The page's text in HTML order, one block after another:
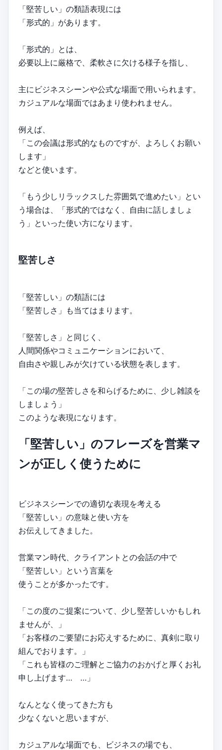
「堅苦しい」の類語表現には
「形式的」があります。
「形式的」とは、
必要以上に厳格で、柔軟さに欠ける様子を指し、
主にビジネスシーンや公式な場面で用いられます。
カジュアルな場面ではあまり使われません。
例えば、
「この会議は形式的なものですが、よろしくお願い
します」
などと使います。
「もう少しリラックスした雰囲気で進めたい」とい
う場合は、「形式的ではなく、自由に話しましょ
う」といった使い方になります。
堅苦しさ
「堅苦しい」の類語には
「堅苦しさ」も当てはまります。
「堅苦しさ」と同じく、
人間関係やコミュニケーションにおいて、
自由さや親しみが欠けている状態を表します。
「この場の堅苦しさを和らげるために、少し雑談を
しましょう」
このような表現になります。
「堅苦しい」のフレーズを営業マ
ンが正しく使うために
ビジネスシーンでの適切な表現を考える
「堅苦しい」の意味と使い方を
お伝えしてきました。
営業マン時代、クライアントとの会話の中で
「堅苦しい」という言葉を
使うことが多かったです。
「この度のご提案について、少し堅苦しいかもしれ
ませんが、」
「お客様のご要望にお応えするために、真剣に取り
組んでおります。」
「これも皆様のご理解とご協力のおかげと厚くお礼
申し上げます… …」
なんとなく使ってきた方も
少なくないと思いますが、
カジュアルな場面でも、ビジネスの場でも、